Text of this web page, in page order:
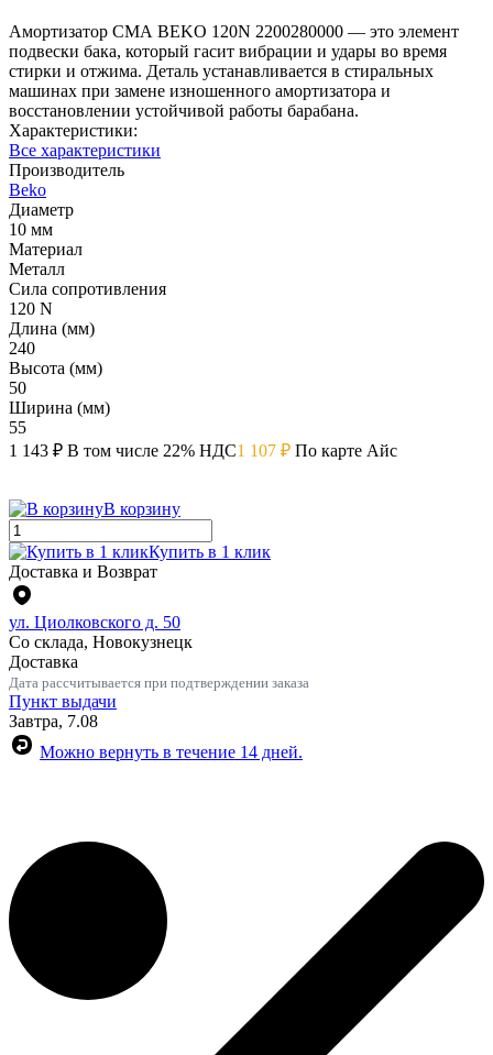
Амортизатор СМА BEKO 120N 2200280000 — это элемент
подвески бака, который гасит вибрации и удары во время
стирки и отжима. Деталь устанавливается в стиральных
машинах при замене изношенного амортизатора и
восстановлении устойчивой работы барабана.
Характеристики:
Все характеристики
Производитель
Beko
Диаметр
10 мм
Материал
Металл
Сила сопротивления
120 N
Длина (мм)
240
Высота (мм)
50
Ширина (мм)
55
1 143 ₽ В том числе 22% НДС1 107 ₽ По карте Айс
В корзину
Купить в 1 клик
Доставка и Возврат
ул. Циолковского д. 50
Со склада, Новокузнецк
Доставка
Дата рассчитывается при подтверждении заказа
Пункт выдачи
Завтра, 7.08
Можно вернуть в течение 14 дней.